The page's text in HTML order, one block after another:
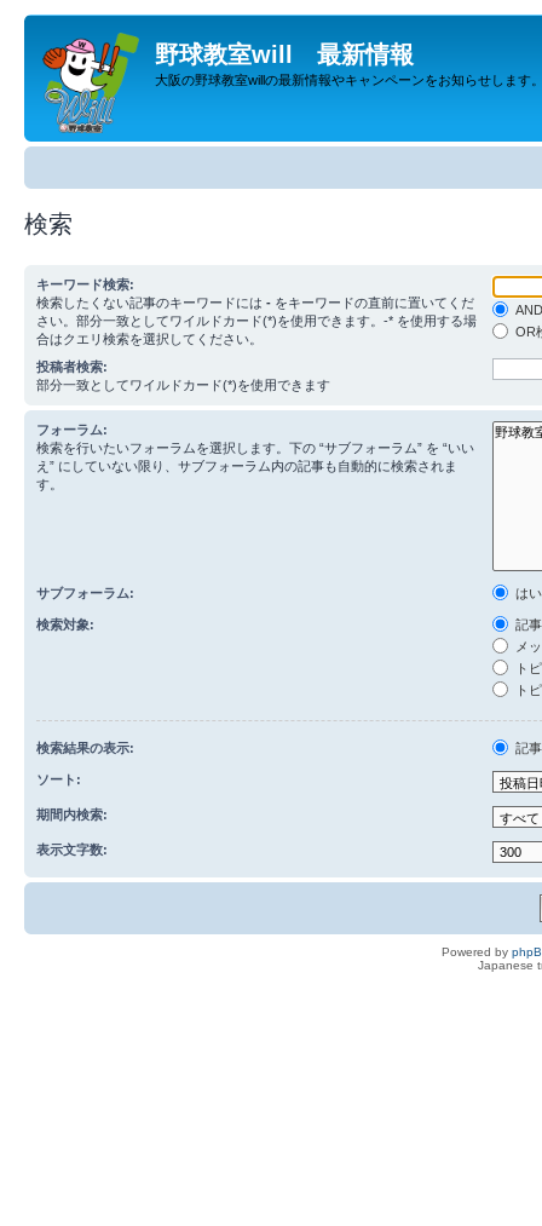
野球教室will 最新情報
大阪の野球教室willの最新情報やキャンペーンをお知らせします
検索
キーワード検索:
検索したくない記事のキーワードには - をキーワードの直前に置いてくだ
さい。部分一致としてワイルドカード(*)を使用できます。-* を使用する場
合はクエリ検索を選択してください。
OR
投稿者検索:
部分一致としてワイルドカード(*)を使用できます
フォーラム:
検索を行いたいフォーラムを選択します。下の “サブフォーラム” を “いい
え” にしていない限り、サブフォーラム内の記事も自動的に検索されま
す。
サブフォーラム: はい
検索対象:
記
メ
ト
ト
検索結果の表示: 記事
ソート:
期間内検索:
表示文字数:
Powered by
Japanese